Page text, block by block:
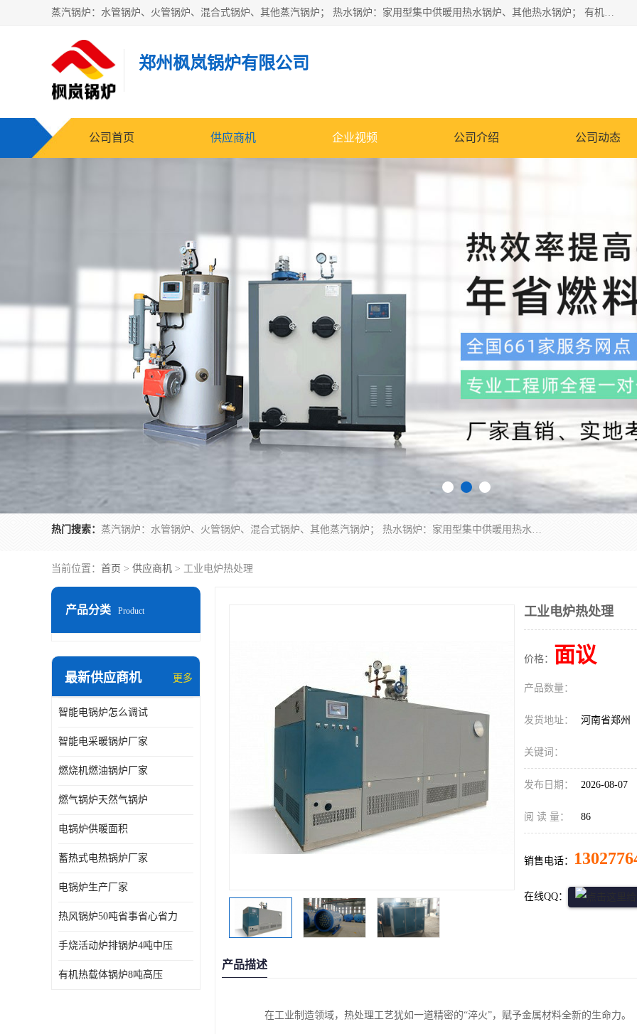
蒸汽锅炉：水管锅炉、火管锅炉、混合式锅炉、其他蒸汽锅炉； 热水锅炉：家用型集中供暖用热水锅炉、其他热水锅炉； 有机热载体锅炉； 船用蒸汽锅炉； （锅炉用辅助设备及装置）蒸汽冷凝器：表面冷凝器、混合式冷凝器、空冷式冷凝器、其他蒸汽冷凝器； 锅炉用辅助设备：节热器、蒸汽收集器、蓄能器、烟垢清除器、气体回收器、泥渣刮除器、空气预热器、其他锅炉用辅助设备；
郑州枫岚锅炉有限公司
公司首页 供应商机 企业视频 公司介绍 公司动态
热门搜索： 蒸汽锅炉：水管锅炉、火管锅炉、混合式锅炉、其他蒸汽锅炉； 热水锅炉：家用型集中供暖用热水锅炉、其他热水锅炉； 有机热载体锅炉； 船用蒸汽锅炉； （锅炉用辅助设备及装置）蒸汽冷凝器：表面冷凝器、混合式冷凝器、空冷式冷凝器、其他蒸汽冷凝器； 锅炉用辅助设备：节热器、蒸汽收集器、蓄能器、烟垢清除器、气体回收器、泥渣刮除器、空气预热器、其他锅炉用辅助设备；
当前位置： 首页 > 供应商机 > 工业电炉热处理
产品分类 Product
最新供应商机 更多
智能电锅炉怎么调试
智能电采暖锅炉厂家
燃烧机燃油锅炉厂家
燃气锅炉天然气锅炉
电锅炉供暖面积
蓄热式电热锅炉厂家
电锅炉生产厂家
热风锅炉50吨省事省心省力
手烧活动炉排锅炉4吨中压
有机热载体锅炉8吨高压
工业电炉热处理
价格： 面议
产品数量：
发货地址： 河南省郑州
关键词：
发布日期： 2026-08-07
阅 读 量： 86
销售电话：
在线QQ：
产品描述
在工业制造领域，热处理工艺犹如一道精密的“淬火”，赋予金属材料全新的生命力。